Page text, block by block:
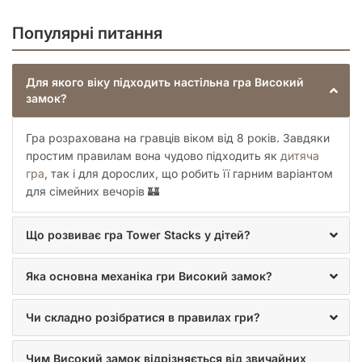
Ігрова механіка гри «Високий замок» (Tower Stacks)
побудована на принципах ризику та винагороди. Чим вище
стає вежа, тим складніше зберігати її стійкість. Гравцям
доведеться ухвалювати складні рішення: ризикнути заради
висоти чи зіграти обережно, щоб забезпечити стабільність.
Ця напруга та постійна потреба в ухваленні тактичних
рішень роблять кожну партію надзвичайно динамічною та
емоційною.
Чому варто купити «Високий замок»
(Tower Stacks)?
Настільна гра «Високий замок» (Tower Stacks) – це більше,
ніж просто розвага. Це інструмент для розвитку логічного
мислення, просторової уяви та дрібної моторики, що
особливо важливо для дітей. Це чудовий спосіб провести
час разом, відірвавшись від екранів гаджетів і занурившись
про цю гру свідчать про її популярність та здатність
дарувати справжнє задоволення від ігрового процесу.
Популярні питання
Для якого віку підходить настільна гра Високий
замок?
Гра розрахована на гравців віком від 8 років. Завдяки
простим правилам вона чудово підходить як дитяча
гра, так і для дорослих, що робить її гарним варіантом
для сімейних вечорів 🏰
Що розвиває гра Tower Stacks у дітей?
Яка основна механіка гри Високий замок?
Чи складно розібратися в правилах гри?
Чим Високий замок відрізняється від звичайних